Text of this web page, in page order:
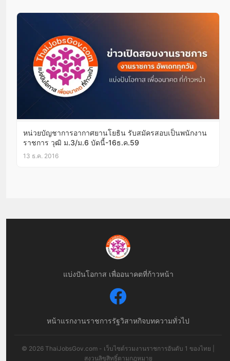
หน่วยบัญชาการอากาศยานโยธิน รับสมัครสอบเป็นพนักงาน
ราชการ วุฒิ ม.3/ม.6 บัดนี้-16ธ.ค.59
13 ธ.ค. 2016
แบ่งปันโอกาส เพื่ออนาคตที่ก้าวหน้า
หน้าแรกงานราชการรัฐวิสาหกิจบทความทั่วไป
© 2026 ThaiJobsGov.com - เว็บไซต์รวมงานราชการอันดับ 1 ของไทย |
สงวนลิขสิทธิ์ตามกฎหมาย